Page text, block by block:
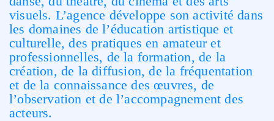
visuels. L’agence développe sonactivité dans
les domaines de l’éducation artistique et
culturelle, des pratiques en amateur et
professionnelles, de la formation, de la
création, de la diffusion, de la fréquentation
et de la connaissance des œuvres, de
l’observation et de l’accompagnement des
acteurs.